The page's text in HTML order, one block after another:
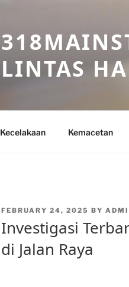
LINTAS
Kecelakaan Kemacetan
POSTED
FEBRUARY 24, 2025 BY
Investigasi
di Jalan Raya